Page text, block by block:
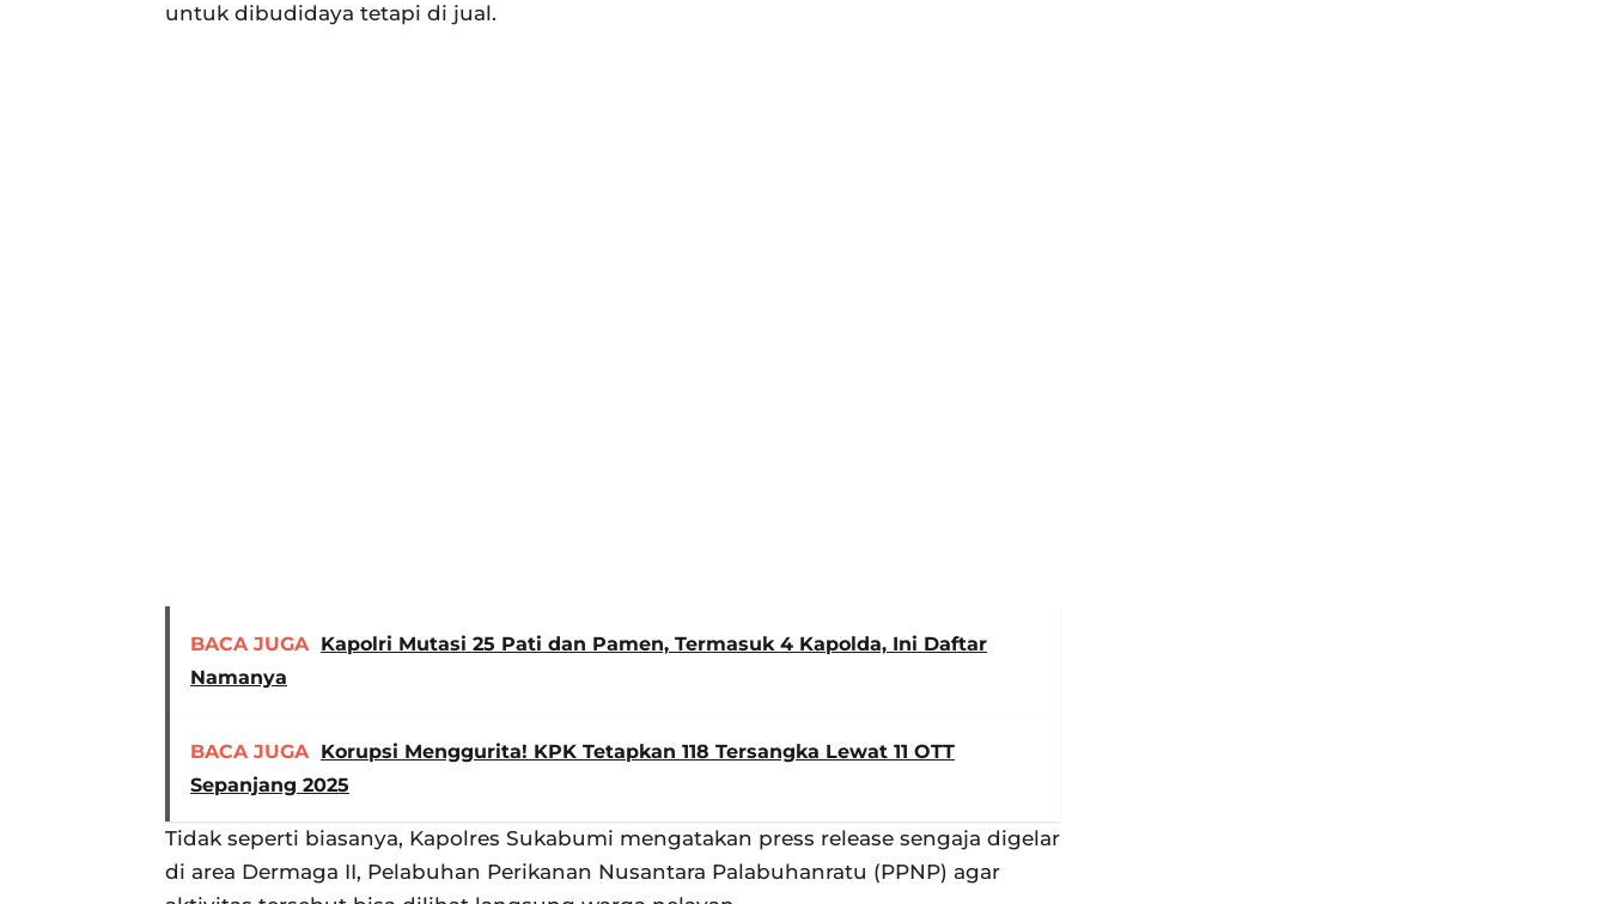
untuk dibudidaya tetapi di jual.
BACA JUGA Kapolri Mutasi 25 Pati dan Pamen, Termasuk 4 Kapolda, Ini Daftar
Namanya
BACA JUGA Korupsi Menggurita! KPK Tetapkan 118 Tersangka Lewat 11 OTT
Sepanjang 2025
Tidak seperti biasanya, Kapolres Sukabumi mengatakan press release sengaja digelar
di area Dermaga II, Pelabuhan Perikanan Nusantara Palabuhanratu (PPNP) agar